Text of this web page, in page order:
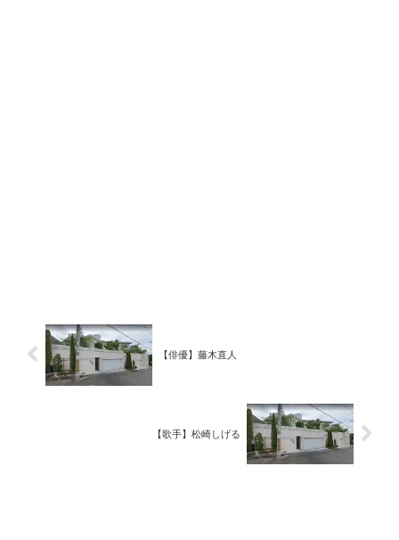
【俳優】藤木直人
【歌手】松崎しげる